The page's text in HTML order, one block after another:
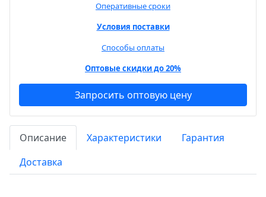
Оперативные сроки
Условия поставки
Способы оплаты
Оптовые скидки до 20%
Запросить оптовую цену
Описание Характеристики
Гарантия
Доставка